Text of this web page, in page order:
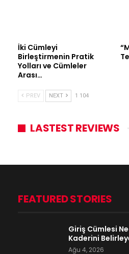
İki Cümleyi
Birleştirmenin Pratik
Yolları ve Cümleler
Arası…
PREV NEXT 1 104
LASTEST REVIEWS
FEATURED STORIES
Giriş Cümlesi
Kaderini
Ağu 4, 2026